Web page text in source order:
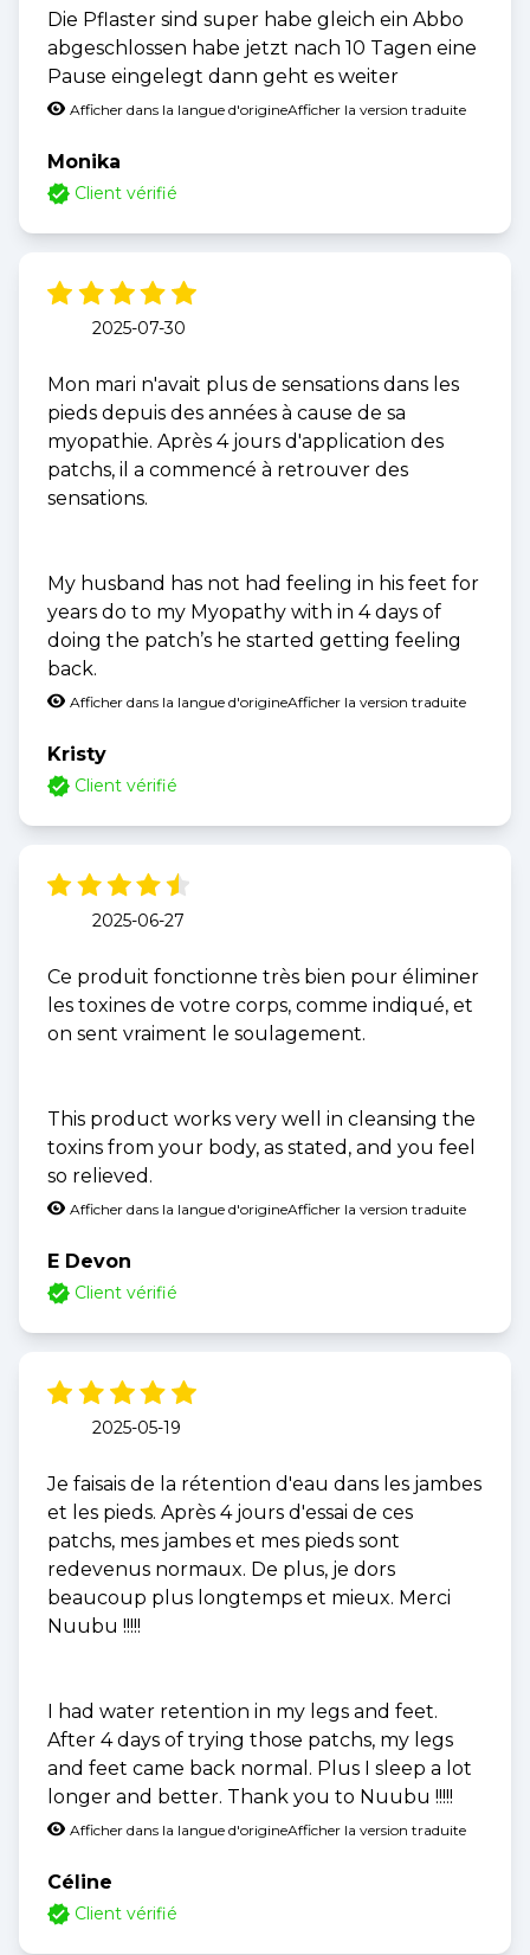
Die Pflaster sind super habe gleich ein Abbo
abgeschlossen habe jetzt nach 10 Tagen eine
Pause eingelegt dann geht es weiter
Afficher dans la langue d'origineAfficher la version traduite
Monika
Client vérifié
2025-07-30
Mon mari n'avait plus de sensations dans les
pieds depuis des années à cause de sa
myopathie. Après 4 jours d'application des
patchs, il a commencé à retrouver des
sensations.
My husband has not had feeling in his feet for
years do to my Myopathy with in 4 days of
doing the patch’s he started getting feeling
back.
Afficher dans la langue d'origineAfficher la version traduite
Kristy
Client vérifié
2025-06-27
Ce produit fonctionne très bien pour éliminer
les toxines de votre corps, comme indiqué, et
on sent vraiment le soulagement.
This product works very well in cleansing the
toxins from your body, as stated, and you feel
so relieved.
Afficher dans la langue d'origineAfficher la version traduite
E Devon
Client vérifié
2025-05-19
Je faisais de la rétention d'eau dans les jambes
et les pieds. Après 4 jours d'essai de ces
patchs, mes jambes et mes pieds sont
redevenus normaux. De plus, je dors
beaucoup plus longtemps et mieux. Merci
Nuubu !!!!!
I had water retention in my legs and feet.
After 4 days of trying those patchs, my legs
and feet came back normal. Plus I sleep a lot
longer and better. Thank you to Nuubu !!!!!
Afficher dans la langue d'origineAfficher la version traduite
Céline
Client vérifié